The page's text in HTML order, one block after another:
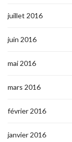
juillet 2016
juin 2016
mai 2016
mars 2016
février 2016
janvier 2016